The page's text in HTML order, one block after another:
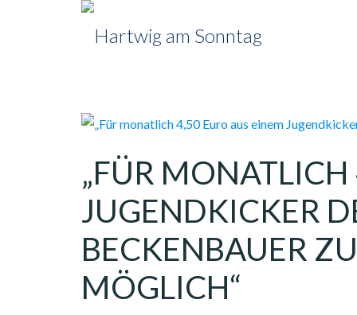
„FÜR
JUGENDKICKER
BECKENBAUER
MÖGLICH“